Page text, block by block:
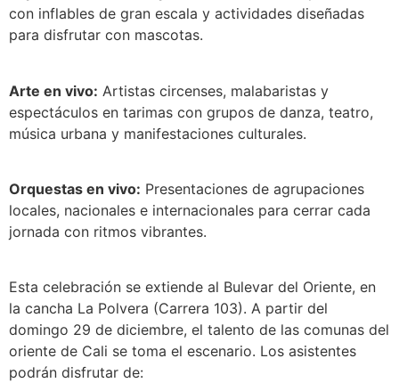
con inflables de gran escala y actividades diseñadas
para disfrutar con mascotas.
Arte en vivo: Artistas circenses, malabaristas y
espectáculos en tarimas con grupos de danza, teatro,
música urbana y manifestaciones culturales.
Orquestas en vivo: Presentaciones de agrupaciones
locales, nacionales e internacionales para cerrar cada
jornada con ritmos vibrantes.
Esta celebración se extiende al Bulevar del Oriente, en
la cancha La Polvera (Carrera 103). A partir del
domingo 29 de diciembre, el talento de las comunas del
oriente de Cali se toma el escenario. Los asistentes
podrán disfrutar de: